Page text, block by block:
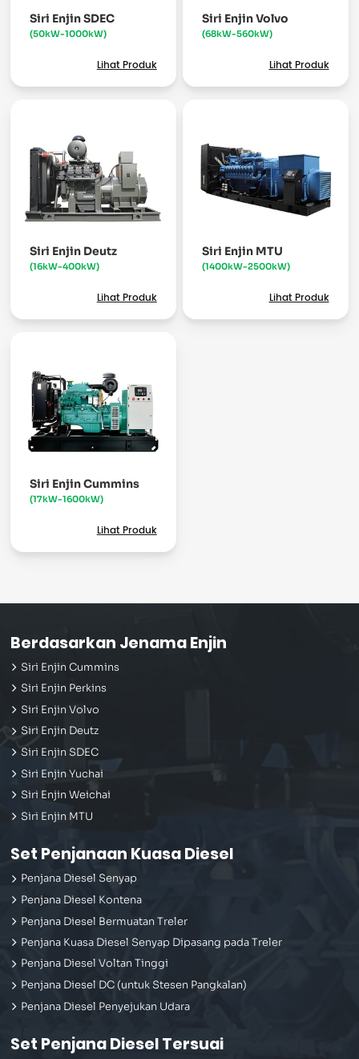
Siri Enjin SDEC
(50kW-1000kW)
Lihat Produk
Siri Enjin Volvo
(68kW-560kW)
Lihat Produk
Siri Enjin Deutz
(16kW-400kW)
Lihat Produk
Siri Enjin MTU
(1400kW-2500kW)
Lihat Produk
Siri Enjin Cummins
(17kW-1600kW)
Lihat Produk
Berdasarkan Jenama Enjin
Siri Enjin Cummins
Siri Enjin Perkins
Siri Enjin Volvo
Siri Enjin Deutz
Siri Enjin SDEC
Siri Enjin Yuchai
Siri Enjin Weichai
Siri Enjin MTU
Set Penjanaan Kuasa Diesel
Penjana Diesel Senyap
Penjana Diesel Kontena
Penjana Diesel Bermuatan Treler
Penjana Kuasa Diesel Senyap Dipasang pada Treler
Penjana Diesel Voltan Tinggi
Penjana Diesel DC (untuk Stesen Pangkalan)
Penjana Diesel Penyejukan Udara
Set Penjana Diesel Tersuai